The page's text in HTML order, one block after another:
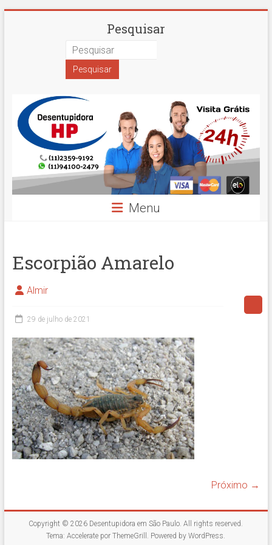
Desentupidora
Paulo
Hidro
Prime
Pesquisar
Menu
Escorpião Amarelo
Almir
29 de julho de 2021
Próximo →
Copyright © 2026 Desentupidora em São Paulo. All rights reserved.
Tema:Accelerate por ThemeGrill. Powered byWordPress.